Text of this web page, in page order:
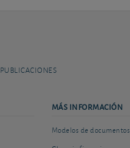
PUBLICACIONES
MÁS INFORMACIÓN
Modelos de documentos